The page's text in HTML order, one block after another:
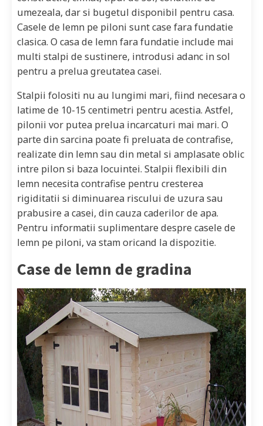
umezeala, dar si bugetul disponibil pentru casa.
Casele de lemn pe piloni sunt case fara fundatie
clasica. O casa de lemn fara fundatie include mai
multi stalpi de sustinere, introdusi adanc in sol
pentru a prelua greutatea casei.
Stalpii folositi nu au lungimi mari, fiind necesara o
latime de 10-15 centimetri pentru acestia. Astfel,
pilonii vor putea prelua incarcaturi mai mari. O
parte din sarcina poate fi preluata de contrafise,
realizate din lemn sau din metal si amplasate oblic
intre pilon si baza locuintei. Stalpii flexibili din
lemn necesita contrafise pentru cresterea
rigiditatii si diminuarea riscului de uzura sau
prabusire a casei, din cauza caderilor de apa.
Pentru informatii suplimentare despre casele de
lemn pe piloni, va stam oricand la dispozitie.
Case de lemn de gradina